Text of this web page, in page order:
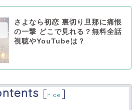
さよなら初恋 裏切り旦那に痛恨
の一撃 どこで見れる？無料全話
視聴やYouTubeは？
[hide ]